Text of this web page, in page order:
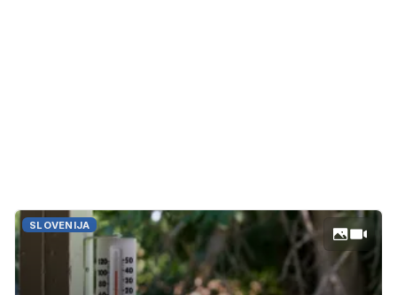
SLOVENIJA